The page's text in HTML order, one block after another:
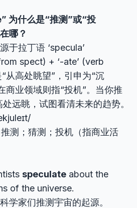
为什么是“推测”或“投
哪？
于拉丁语 ‘specula’
spect) + ‘-ate’ (verb
从高处眺望”，引申为“沉
商业领域则指“投机”。当你推
远眺，试图看清未来的趋势。
推测；猜测；投机（指商业活
speculate about the
of the universe.
科学家们推测宇宙的起源。